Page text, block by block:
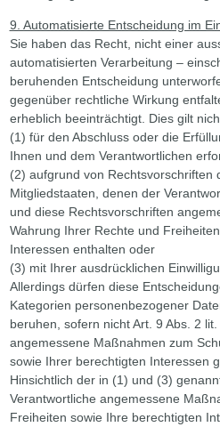
9. Automatisierte Entscheidung im
Sie haben das Recht, nicht einer
automatisierten Verarbeitung –
beruhenden Entscheidung
gegenüber rechtliche Wirkung
erheblich beeinträchtigt. Dies gilt
(1) für den Abschluss oder die
Ihnen und dem Verantwortlichen
(2) aufgrund von Rechtsvorschriften
Mitgliedstaaten, denen der
und diese Rechtsvorschriften
Wahrung Ihrer Rechte und
Interessen enthalten oder
(3) mit Ihrer ausdrücklichen
Allerdings dürfen diese
Kategorien personenbezogener
beruhen, sofern nicht Art. 9 Abs. 2
angemessene Maßnahmen zum
sowie Ihrer berechtigten Interessen
Hinsichtlich der in (1) und (3)
Verantwortliche angemessene
Freiheiten sowie Ihre berechtigten